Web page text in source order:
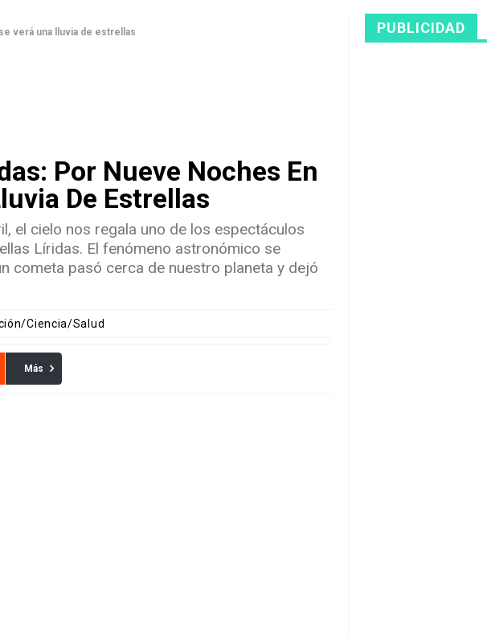
verá una lluvia de estrellas
Por Nueve Noches En
De Estrellas
el cielo nos regala uno de los espectáculos
Líridas. El fenómeno astronómico se
cometa pasó cerca de nuestro planeta y dejó
Ciencia/Salud
Más
PUBLICIDAD